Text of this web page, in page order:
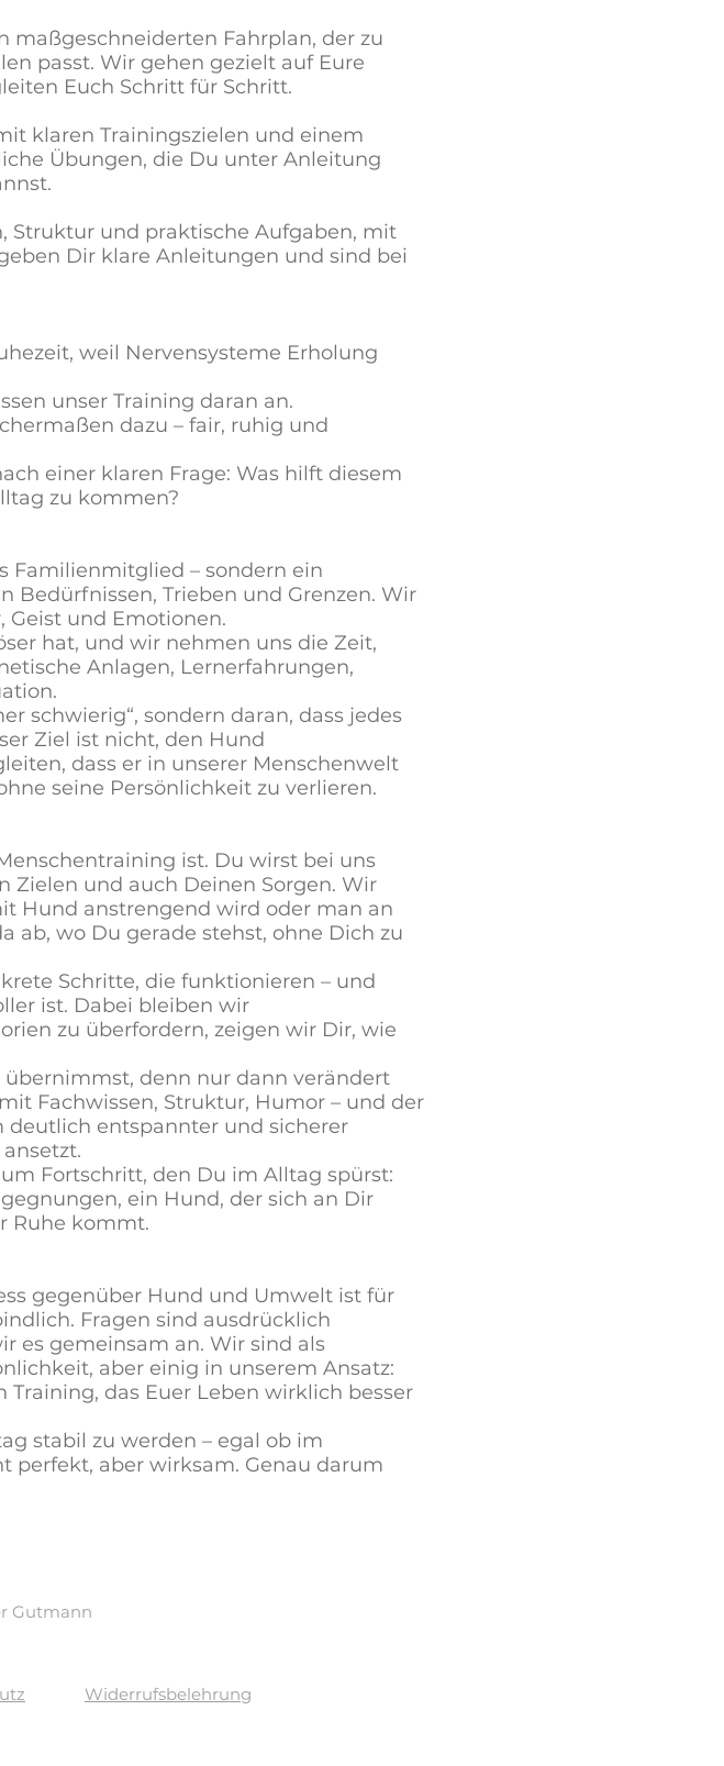
maßgeschneiderten Fahrplan, der zu
passt. Wir gehen gezielt auf Eure
Euch Schritt für Schritt.
klaren Trainingszielen und einem
Übungen, die Du unter Anleitung
Struktur und praktische Aufgaben, mit
Dir klare Anleitungen und sind bei
weil Nervensysteme Erholung
unser Training daran an.
dazu – fair, ruhig und
einer klaren Frage: Was hilft diesem
zu kommen?
Familienmitglied – sondern ein
Bedürfnissen, Trieben und Grenzen. Wir
Geist und Emotionen.
hat, und wir nehmen uns die Zeit,
Anlagen, Lernerfahrungen,
schwierig“, sondern daran, dass jedes
Ziel ist nicht, den Hund
dass er in unserer Menschenwelt
seine Persönlichkeit zu verlieren.
ist. Du wirst bei uns
Zielen und auch Deinen Sorgen. Wir
Hund anstrengend wird oder man an
ab, wo Du gerade stehst, ohne Dich zu
Schritte, die funktionieren – und
ist. Dabei bleiben wir
zu überfordern, zeigen wir Dir, wie
denn nur dann verändert
Fachwissen, Struktur, Humor – und der
deutlich entspannter und sicherer
Fortschritt, den Du im Alltag spürst:
ein Hund, der sich an Dir
Ruhe kommt.
gegenüber Hund und Umwelt ist für
Fragen sind ausdrücklich
es gemeinsam an. Wir sind als
aber einig in unserem Ansatz:
das Euer Leben wirklich besser
stabil zu werden – egal ob im
perfekt, aber wirksam. Genau darum
Gutmann
Widerrufsbelehrung